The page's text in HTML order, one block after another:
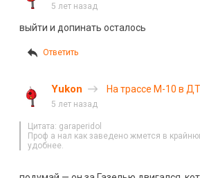
5 лет назад
выйти и допинать осталось
Ответить
Yukon
На трассе М-10 в
5 лет назад
Цитата: garaperidol
Проф а нал как заведено жмется в
удобнее.